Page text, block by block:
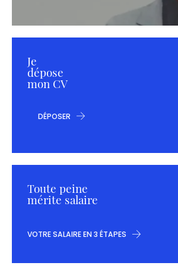
Je
dépose
mon CV
DÉPOSER
Toute peine
mérite salaire
VOTRE SALAIRE EN 3 ÉTAPES